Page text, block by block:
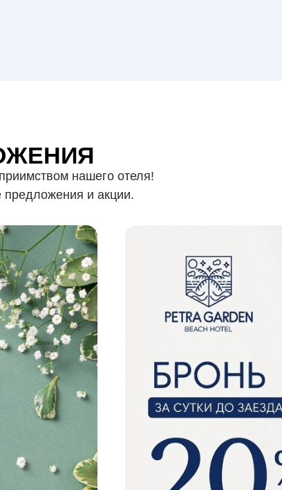
нашего отеля!
и акции.